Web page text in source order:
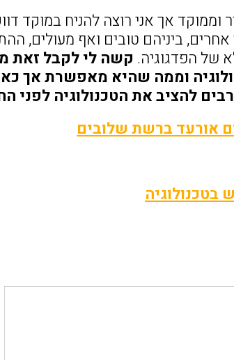
אך אני רוצה להניח במוקד
אחרים, ביניהם טובים ואף מעולים,
של הפדגוגיה. קשה לי לקבל זאת
וממה שהיא מאפשרת אך
להציב את הטכנולוגיה לפני
אורעד ברשת שלובים